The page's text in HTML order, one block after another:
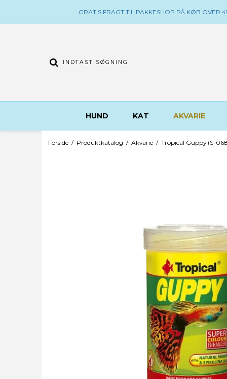
GRATIS FRAGT TIL PAKKESHOP PÅ KØB OVER
HUND KAT AKVARIE
Forside / Produktkatalog / Akvarie / Tropical Guppy (S-